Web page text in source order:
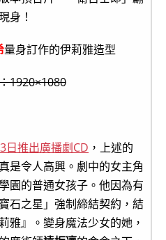
量身訂作的伊莉雅造型
1920×1080
日推出廣播劇CD ，上述的
是令人高興。劇中的女主角
園的普通女孩子。他因為有
石之星」強制締結契約，結
雅』。變身魔法少女的她，